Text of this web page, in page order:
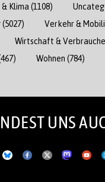
Klima (1108)
(5027) Verkehr &
Wirtschaft &
Wohnen (784)
UNS